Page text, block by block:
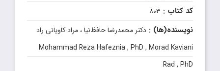
کد کتاب : ۸۰۳
نویسنده(ها) : دکتر محمدرضا حافظ‌نیا ، مراد کاویانی راد
Mohammad Reza Hafeznia , PhD , Morad Kaviani
Rad , PhD